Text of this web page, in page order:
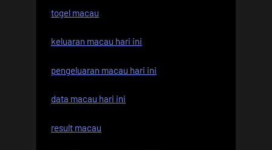
togel macau
keluaran macau hari ini
pengeluaran macau hari ini
data macau hari ini
result macau